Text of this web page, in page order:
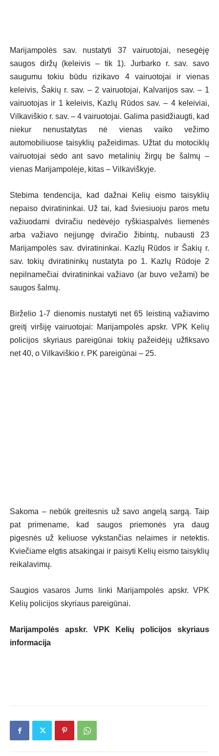
Marijampolės sav. nustatyti 37 vairuotojai, nesegėję
saugos diržų (keleivis – tik 1). Jurbarko r. sav. savo
saugumu tokiu būdu rizikavo 4 vairuotojai ir vienas
keleivis, Šakių r. sav. – 2 vairuotojai, Kalvarijos sav. – 1
vairuotojas ir 1 keleivis, Kazlų Rūdos sav. – 4 keleiviai,
Vilkaviškio r. sav. – 4 vairuotojai. Galima pasidžiaugti, kad
niekur nenustatytas nė vienas vaiko vežimo
automobiliuose taisyklių pažeidimas. Užtat du motociklų
vairuotojai sėdo ant savo metalinių žirgų be šalmų –
vienas Marijampolėje, kitas – Vilkaviškyje.
Stebima tendencija, kad dažnai Kelių eismo taisyklių
nepaiso dviratininkai. Už tai, kad šviesiuoju paros metu
važiuodami dviračiu nedėvėjo ryškiaspalvės liemenės
arba važiavo neįjungę dviračio žibintų, nubausti 23
Marijampolės sav. dviratininkai. Kazlų Rūdos ir Šakių r.
sav. tokių dviratininkų nustatyta po 1. Kazlų Rūdoje 2
nepilnamečiai dviratininkai važiavo (ar buvo vežami) be
saugos šalmų.
Birželio 1-7 dienomis nustatyti net 65 leistiną važiavimo
greitį viršiję vairuotojai: Marijampolės apskr. VPK Kelių
policijos skyriaus pareigūnai tokių pažeidėjų užfiksavo
net 40, o Vilkaviškio r. PK pareigūnai – 25.
Sakoma – nebūk greitesnis už savo angelą sargą. Taip
pat primename, kad saugos priemonės yra daug
pigesnės už keliuose vykstančias nelaimes ir netektis.
Kviečiame elgtis atsakingai ir paisyti Kelių eismo taisyklių
reikalavimų.
Saugios vasaros Jums linki Marijampolės apskr. VPK
Kelių policijos skyriaus pareigūnai.
Marijampolės apskr. VPK Kelių policijos skyriaus
informacija